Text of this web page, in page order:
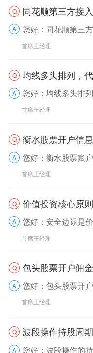
Q 同花顺第三方接
A 您好：同花顺第三方接入支持通达信、大智慧、东方财富等主流证券交易软
首席王经理
Q 均线多头排列，
A 您好：均线多头排列通常是上涨趋势的信号，但不能直接等同于上涨趋势完
首席王经理
Q 衡水股票开户信息变更
A 您好：衡水股票账户身份证过期信息更新可通过线上自主办理和线下临柜办
首席王经理
Q 价值投资核心原
A 您好：安全边际是价值投资中用于降低投资风险的核心原则，指的是投资标
首席王经理
Q 包头股票开户佣金标
A 您好：包头股票开户的佣金标准可通过联系券商客户经理协商申请合适费率
首席王经理
Q 波段操作持股周
A 您好：波段操作的持股周期通常在1周到6个月之间，具体时长需结合市场趋